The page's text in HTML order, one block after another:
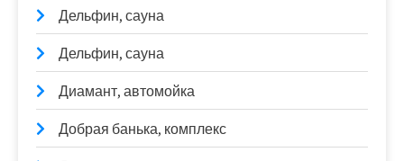
Дельфин, сауна
Дельфин, сауна
Диамант, автомойка
Добрая банька, комплекс